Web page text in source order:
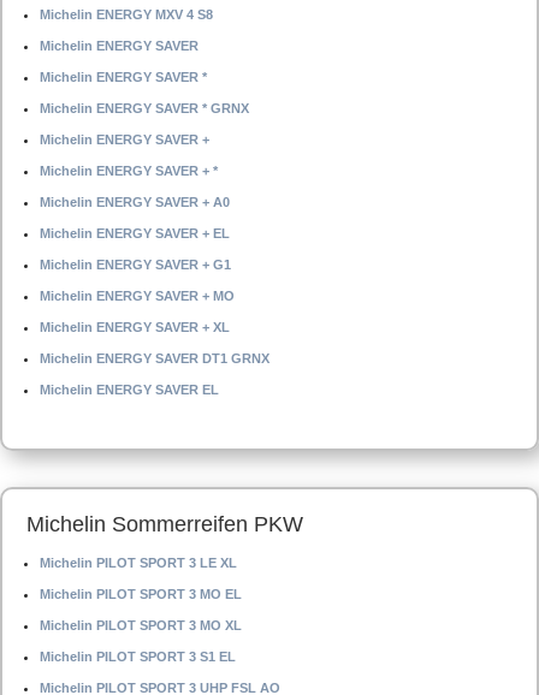
Michelin ENERGY MXV 4 S8
Michelin ENERGY SAVER
Michelin ENERGY SAVER *
Michelin ENERGY SAVER * GRNX
Michelin ENERGY SAVER +
Michelin ENERGY SAVER + *
Michelin ENERGY SAVER + A0
Michelin ENERGY SAVER + EL
Michelin ENERGY SAVER + G1
Michelin ENERGY SAVER + MO
Michelin ENERGY SAVER + XL
Michelin ENERGY SAVER DT1 GRNX
Michelin ENERGY SAVER EL
Michelin Sommerreifen PKW
Michelin PILOT SPORT 3 LE XL
Michelin PILOT SPORT 3 MO EL
Michelin PILOT SPORT 3 MO XL
Michelin PILOT SPORT 3 S1 EL
Michelin PILOT SPORT 3 UHP FSL AO